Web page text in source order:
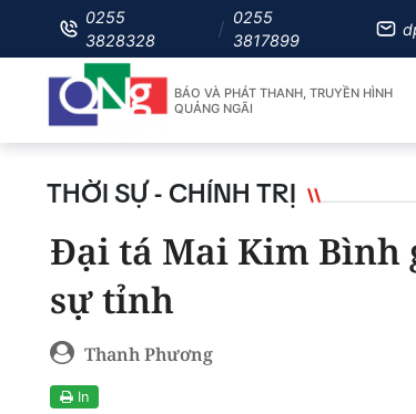
0255
3828328
0255
3817899
BÁO VÀ PHÁT THANH, TRUYỀN HÌNH
QUẢNG NGÃI
THỜI SỰ - CHÍNH TRỊ
Đại tá Mai Kim Bình
sự tỉnh
Thanh Phương
In